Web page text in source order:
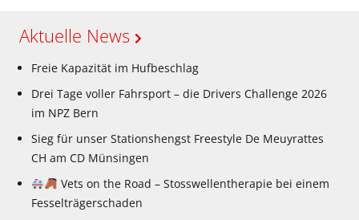
Aktuelle News
Freie Kapazität im Hufbeschlag
Drei Tage voller Fahrsport – die Drivers Challenge 2026
im NPZ Bern
Sieg für unser Stationshengst Freestyle De Meuyrattes
CH am CD Münsingen
Vets on the Road – Stosswellentherapie bei einem
Fesselträgerschaden